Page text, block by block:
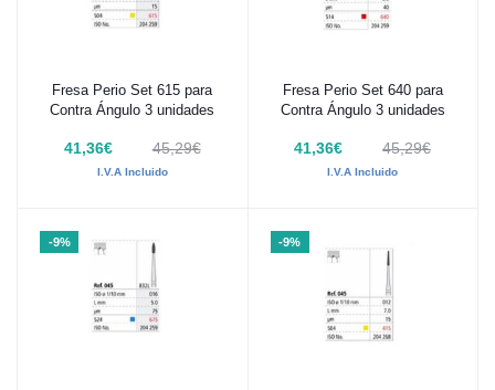
Añadir al carrito
Fresa Perio Set 615 para
Contra Ángulo 3 unidades
41,36€ 45,29€
I.V.A Incluido
Añadir al carrito
Fresa Perio Set 640 para
Contra Ángulo 3 unidades
41,36€ 45,29€
I.V.A Incluido
-9% -9%